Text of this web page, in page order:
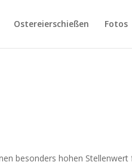
Ostereierschießen Fotos
besonders hohen Stellenwert